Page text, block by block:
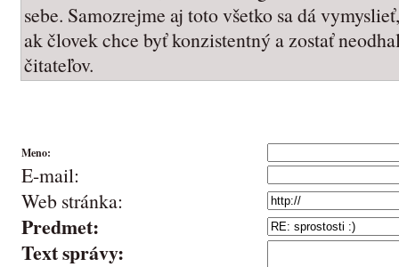
sebe. Samozrejme aj toto všetko sa dá
ak človek chce byť konzistentný a zostať
čitateľov.
Meno:
E-mail:
Web stránka:
Predmet:
Text správy: